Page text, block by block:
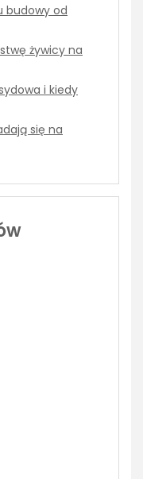
budowy od
żywicy na
i kiedy
się na